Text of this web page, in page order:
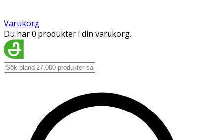
Varukorg
Du har 0 produkter i din varukorg.